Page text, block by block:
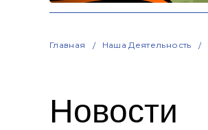
Главная Наша Деятельность
Новости